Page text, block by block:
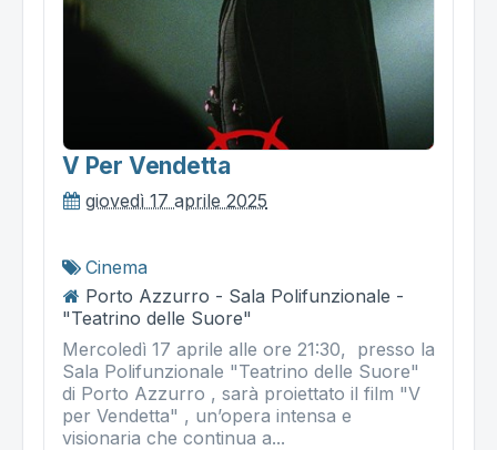
V Per Vendetta
giovedì 17 aprile 2025
Cinema
Porto Azzurro - Sala Polifunzionale -
"Teatrino delle Suore"
Mercoledì 17 aprile alle ore 21:30, presso la
Sala Polifunzionale "Teatrino delle Suore"
di Porto Azzurro , sarà proiettato il film "V
per Vendetta" , un’opera intensa e
visionaria che continua a...